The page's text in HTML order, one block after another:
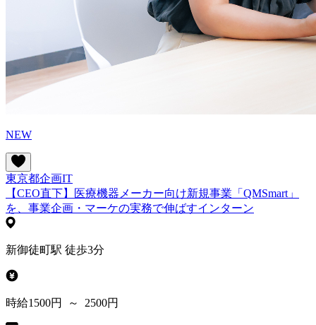
NEW
東京都企画IT
【CEO直下】医療機器メーカー向け新規事業「QMSmart」
を、事業企画・マーケの実務で伸ばすインターン
新御徒町駅 徒歩3分
時給1500円 ～ 2500円